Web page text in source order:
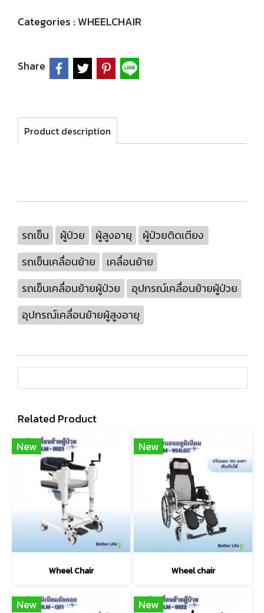
Categories : WHEELCHAIR
Share
Product description
รถเข็น ผู้ป่วย ผู้สูงอายุ
ผู้ป่วยติดเตียง
รถเข็นเคลื่อนย้าย
เคลื่อนย้าย
รถเข็นเคลื่อนย้ายผู้ป่วย
อุปกรณ์เคลื่อนย้ายผู้ป่วย
อุปกรณ์เคลื่อนย้ายผู้สูงอายุ
Related Product
New
Wheel Chair
New
Wheel chair
New New